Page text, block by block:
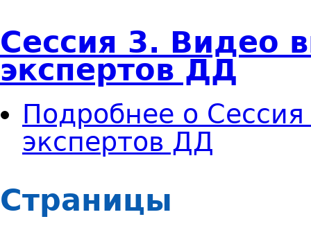
Сессия 3. Видео
экспертов ДД
Подробнее о
экспертов ДД
Страницы